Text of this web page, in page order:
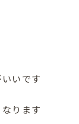
いです
ります